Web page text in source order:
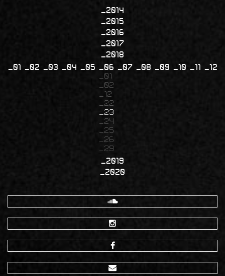
2014
2015
2016
2017
2018
01
02 03 04 05
06
01
02
12
22
23
24
25
26
29
07 08 09 10 11 12
2019
2020